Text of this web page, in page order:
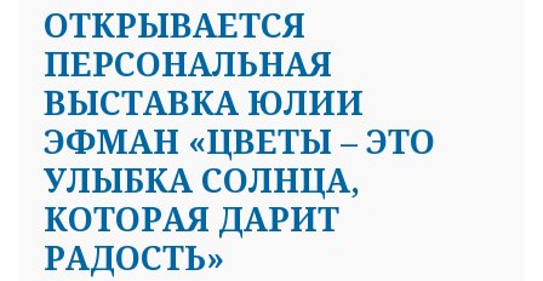
OТКРЫВАЕТСЯ
ПЕРСОНАЛЬНАЯ
ВЫСТАВКА ЮЛИИ
ЭФМАН «ЦВЕТЫ – ЭТО
УЛЫБКА СОЛНЦА,
КОТОРАЯ ДАРИТ
РАДОСТЬ»